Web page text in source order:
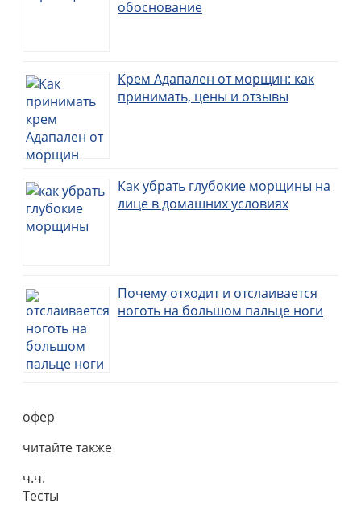
обоснование
Крем Адапален от морщин: как
принимать, цены и отзывы
Как убрать глубокие морщины на
лице в домашних условиях
Почему отходит и отслаивается
ноготь на большом пальце ноги
офер
читайте также
ч.ч.
Тесты